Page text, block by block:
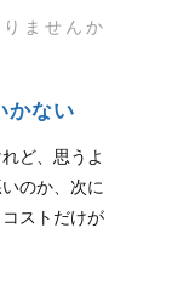
ませんか
かない
ど、思うよ
のか、次に
ストだけが